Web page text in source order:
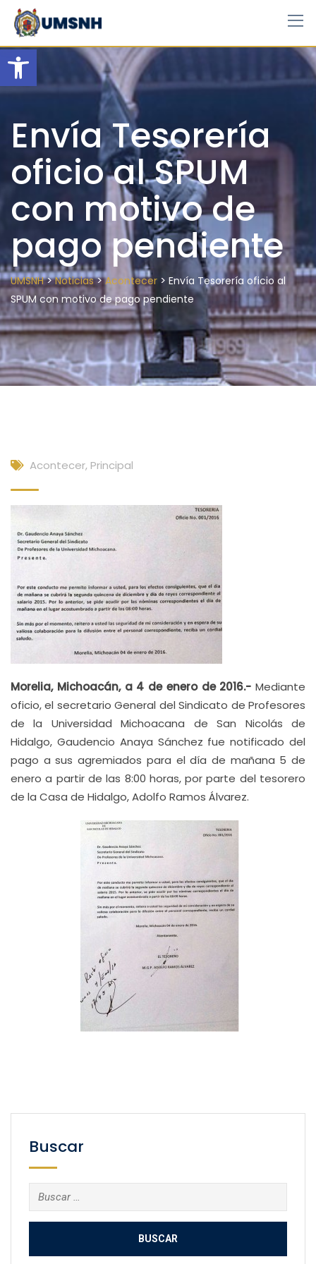
Open toolbar
Skip
content
Envía Tesorería
oficio al SPUM
con motivo de
pago pendiente
UMSNH>Noticias>Acontecer > Envía Tesorería oficio al
SPUM con motivo de pago pendiente
Acontecer, Principal
Morelia, Michoacán, a 4 de enero de 2016.- Mediante
oficio, el secretario General del Sindicato de Profesores
de la Universidad Michoacana de San Nicolás de
Hidalgo, Gaudencio Anaya Sánchez fue notificado del
pago a sus agremiados para el día de mañana 5 de
enero a partir de las 8:00 horas, por parte del tesorero
de la Casa de Hidalgo, Adolfo Ramos Álvarez.
Buscar
Buscar: